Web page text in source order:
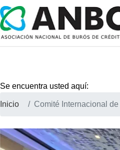
Se encuentra usted aquí:
Inicio Comité Internacional